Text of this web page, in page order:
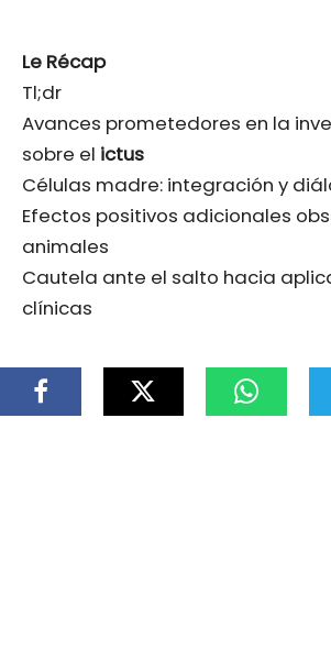
Le Récap
Tl;dr
Avances prometedores en la
sobre el ictus
Células madre: integración y
Efectos positivos adicionales
animales
Cautela ante el salto hacia
clínicas